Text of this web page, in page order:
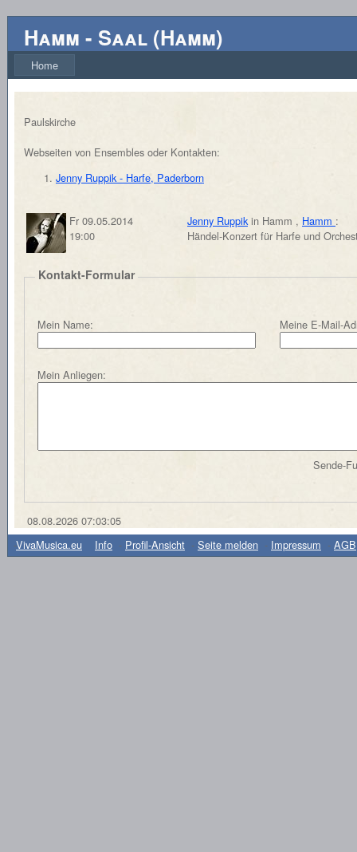
Hamm - Saal (Hamm)
Home
Paulskirche
Webseiten von Ensembles oder Kontakten:
Jenny Ruppik - Harfe, Paderborn
Fr 09.05.2014
19:00
Jenny Ruppik in Hamm , Hamm :
Händel-Konzert für Harfe und
Kontakt-Formular
Mein Name: Meine E-Mail-
Mein Anliegen:
Sende-
08.08.2026 07:03:05
-VivaMusica.eu Info - Profil-Ansicht - Seite melden - Impressum - AGB